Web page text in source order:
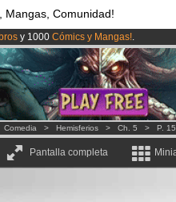
Mangas, Comunidad!
y 1000 Cómics y Mangas!.
lanzado!.
3.95 euros al mes!Hazte Premium ya
Comedia > Hemisferios > Ch. 5 > P. 15
Pantalla completa